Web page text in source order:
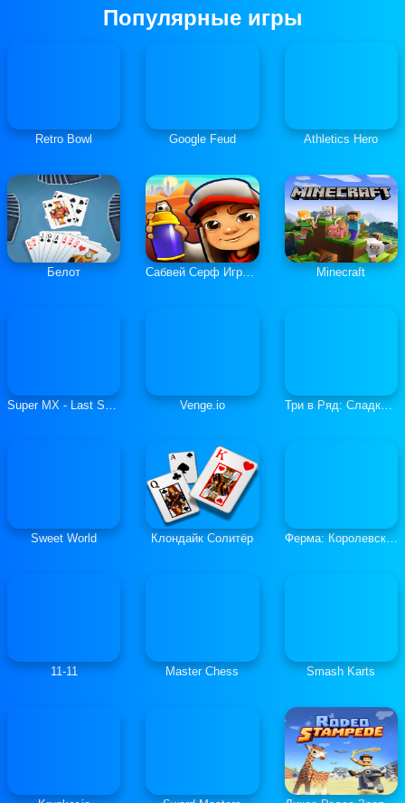
Популярные игры
Retro Bowl Google Feud Athletics Hero
Белот Сабвей Серф Играть Онлайн Minecraft
Super MX - Last Season Venge.io Три в Ряд: Сладкие Загадки
Sweet World Клондайк Солитёр Ферма: Королевская История
11-11 Master Chess Smash Karts